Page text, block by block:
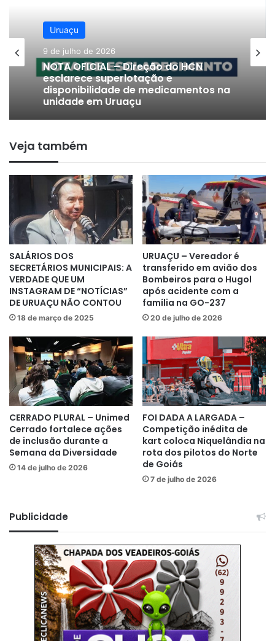
Uruaçu
9 de julho de 2026
NOTA OFICIAL – Direção do HCN
esclarece superlotação e
disponibilidade de medicamentos na
unidade em Uruaçu
Uruaçu
23 de junho de 2026
SEGURANÇA NO CAMPO – Polícia
Militar inaugura 2º BPM Rural em
Veja também
SALÁRIOS DOS
SECRETÁRIOS MUNICIPAIS: A
VERDADE QUE UM
INSTAGRAM DE “NOTÍCIAS”
DE URUAÇU NÃO CONTOU
18 de março de 2025
URUAÇU – Vereador é
transferido em avião dos
Bombeiros para o Hugol
após acidente com a
família na GO-237
20 de julho de 2026
CERRADO PLURAL – Unimed
Cerrado fortalece ações
de inclusão durante a
Semana da Diversidade
14 de julho de 2026
FOI DADA A LARGADA –
Competição inédita de
kart coloca Niquelândia na
rota dos pilotos do Norte
de Goiás
7 de julho de 2026
Publicidade